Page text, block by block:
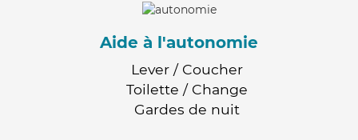
Aide à l'autonomie
Lever / Coucher
Toilette / Change
Gardes de nuit